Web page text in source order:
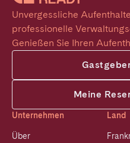
Unvergessliche
professionelle
Genießen Sie Ihren
Meine
Unternehmen
Über
Land